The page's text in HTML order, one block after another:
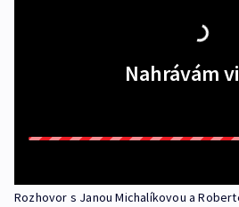
Nahrávám
Rozhovor s Janou Michalíkovou a